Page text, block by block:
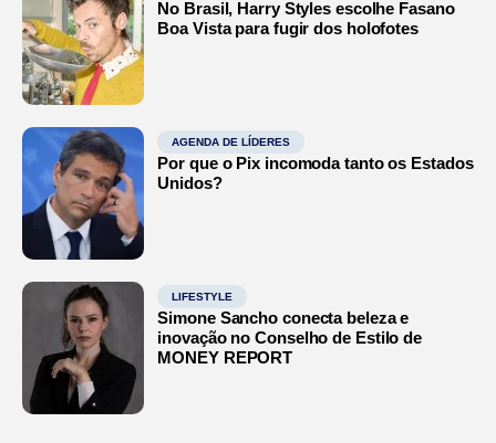
No Brasil, Harry Styles escolhe Fasano
Boa Vista para fugir dos holofotes
AGENDA DE LÍDERES
Por que o Pix incomoda tanto os Estados
Unidos?
LIFESTYLE
Simone Sancho conecta beleza e
inovação no Conselho de Estilo de
MONEY REPORT